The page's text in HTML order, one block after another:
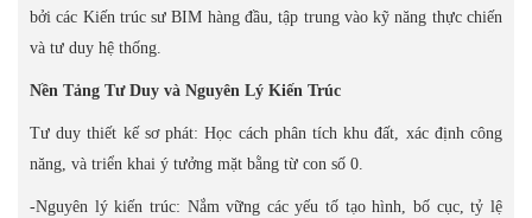
bởi các Kiến trúc sư BIM hàng đầu, tập trung vào kỹ năng thực chiến
và tư duy hệ thống.
Nền Tảng Tư Duy và Nguyên Lý Kiến Trúc
Tư duy thiết kế sơ phát: Học cách phân tích khu đất, xác định công
năng, và triển khai ý tưởng mặt bằng từ con số 0.
-Nguyên lý kiến trúc: Nắm vững các yếu tố tạo hình, bố cục, tỷ lệ